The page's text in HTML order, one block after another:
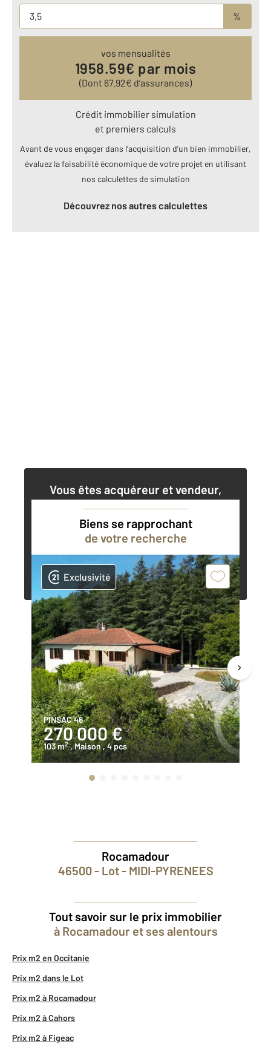
%
vos mensualités
1958.59€ par mois
(Dont 67.92€ d’assurances)
Crédit immobilier simulation
et premiers calculs
Avant de vous engager dans l’acquisition d’un bien immobilier,
évaluez la faisabilité économique de votre projet en utilisant
nos calculettes de simulation
Découvrez nos autres calculettes
Vous êtes acquéreur et vendeur,
Contacter l'agence
Demander une estimation
Biens se rapprochant
de votre recherche
Exclusivité
PINSAC 46
270 000 €
103 m2 , Maison, 4 pcs
Rocamadour
46500 - Lot - MIDI-PYRENEES
Tout savoir sur le prix immobilier
à Rocamadour et ses alentours
Prix m2 en Occitanie
Prix m2 dans le Lot
Prix m2 à Rocamadour
Prix m2 à Cahors
Prix m2 à Figeac